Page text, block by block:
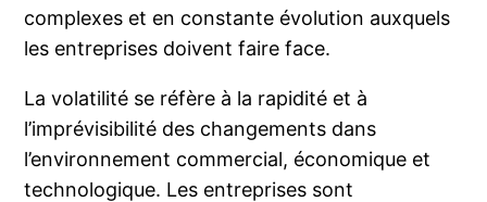
complexes et en constante évolution auxquels
les entreprises doivent faire face.
La volatilité se réfère à la rapidité et à
l’imprévisibilité des changements dans
l’environnement commercial, économique et
technologique. Les entreprises sont